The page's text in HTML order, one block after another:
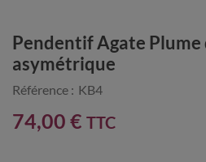
Pendentif Agate Plume
asymétrique
Référence : KB4
74,00 € TTC